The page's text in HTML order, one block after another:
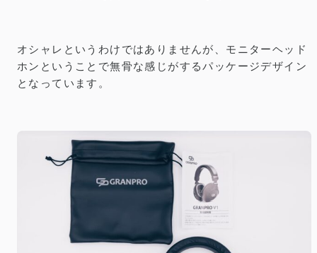
オシャレというわけではありませんが、モニターヘッド
ホンということで無骨な感じがするパッケージデザイン
となっています。